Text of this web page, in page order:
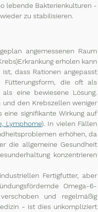
lebende Bakterienkulturen -
zu stabilisieren.
angemessenen Raum
erholen kann
dass Rationen angepasst
Fütterungsform, die oft als
als eine bewiesene Lösung.
den Krebszellen weniger
eine signifikante Wirkung auf
Lymphome). In vielen Fällen
erhöhen, da
die allgemeine Gesundheit
konzentrieren
Fertigfutter, aber
Omega-6-
und regelmäßig
- ist dies unkompliziert